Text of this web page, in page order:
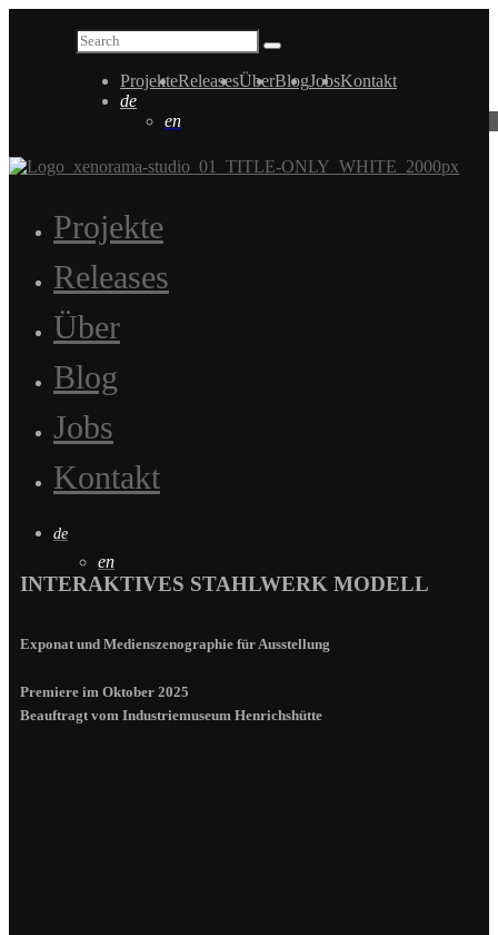
ProjekteReleasesÜberBlogJobsKontakt
de
en
Projekte
Releases
Über
Blog
Jobs
Kontakt
de
en
INTERAKTIVES STAHLWERK MODELL
Exponat und Medienszenographie für Ausstellung
Premiere im Oktober 2025
Beauftragt vom Industriemuseum Henrichshütte